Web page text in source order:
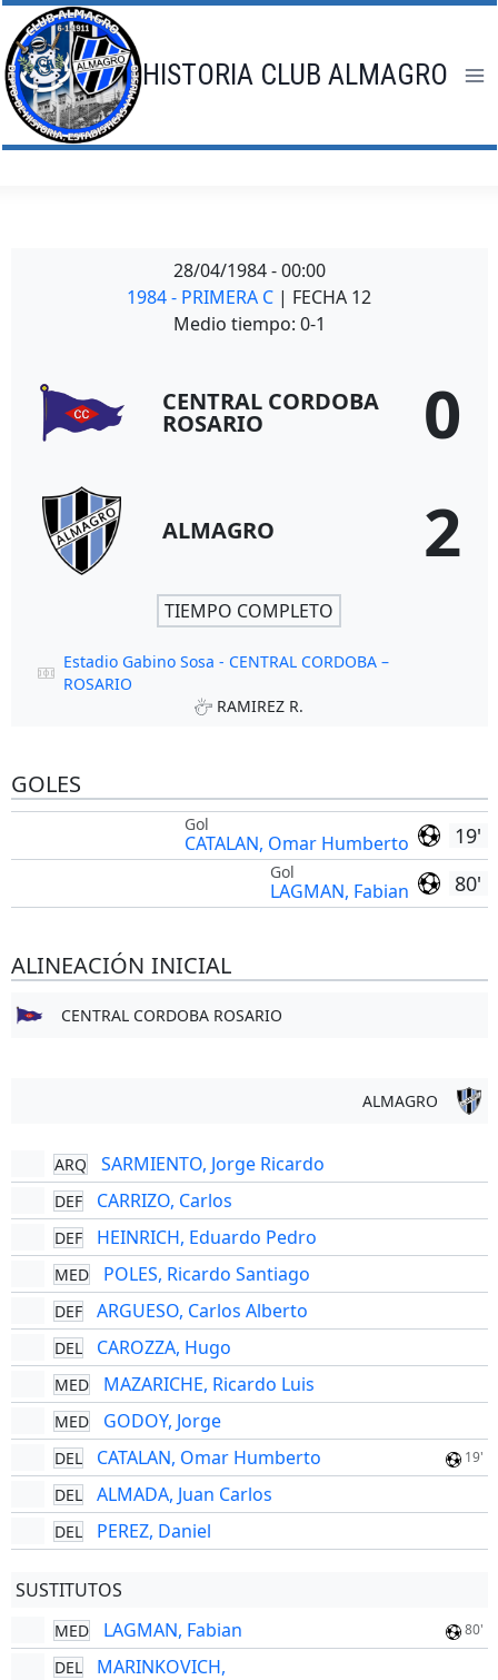
Saltar
al
contenido
HISTORIA CLUB ALMAGRO
28/04/1984 - 00:00
1984 - PRIMERA C | FECHA 12
Medio tiempo: 0-1
CENTRAL CORDOBA
ROSARIO 0
ALMAGRO 2
TIEMPO COMPLETO
Estadio Gabino Sosa - CENTRAL CORDOBA –
ROSARIO
RAMIREZ R.
GOLES
19'
Gol
CATALAN, Omar Humberto
80'
Gol
LAGMAN, Fabian
ALINEACIÓN INICIAL
CENTRAL CORDOBA ROSARIO
ALMAGRO
ARQ SARMIENTO, Jorge Ricardo
DEF CARRIZO, Carlos
DEF HEINRICH, Eduardo Pedro
MED POLES, Ricardo Santiago
DEF ARGUESO, Carlos Alberto
DEL CAROZZA, Hugo
MED MAZARICHE, Ricardo Luis
MED GODOY, Jorge
DEL CATALAN, Omar Humberto 19'
DEL ALMADA, Juan Carlos
DEL PEREZ, Daniel
SUSTITUTOS
MED LAGMAN, Fabian 80'
DEL MARINKOVICH,